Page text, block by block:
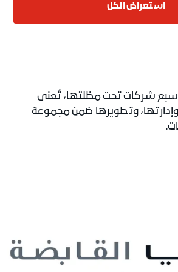
استعراض الكل
سبع شركات تحت مظلتها، تُعنى
وإدارتها، وتطويرها ضمن مجموعة